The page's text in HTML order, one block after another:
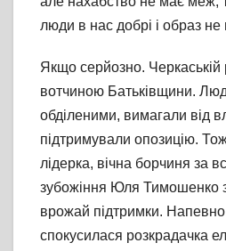
люди в нас добрі і образ не
Якщо серйозно. Черкаській
вотчиною Батьківщини.
обділеними, вимагали від
підтримували опозицію.
лідерка, вічна борчиня за
зубожіння Юля Тимошенко
врожай підтримки.
спокусилася розкрадачка